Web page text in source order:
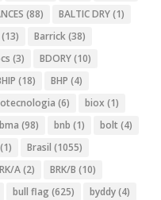
(88) BALTIC DRY(1)
(13) Barrick(38)
(3) BDORY(10)
(18) BHP (4)
(6) biox (1)
bma (98) bnb (1) bolt (4)
(1) Brasil (1055)
A(2) BRK/B (10)
bull flag (625) byddy(4)